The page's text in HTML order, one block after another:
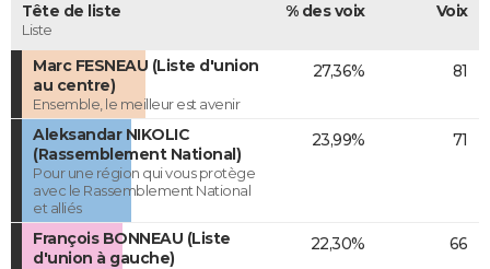
Tête de liste
Liste
% des voix Voix
Marc FESNEAU (Liste d'union
au centre)
Ensemble, le meilleur est avenir
27,36% 81
Aleksandar NIKOLIC
(Rassemblement National)
Pour une région qui vous protège
avec le Rassemblement National
et alliés
23,99% 71
François BONNEAU (Liste
d'union à gauche)
22,30% 66